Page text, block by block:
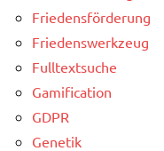
Friedensförderung
Friedenswerkzeug
Fulltextsuche
Gamification
GDPR
Genetik